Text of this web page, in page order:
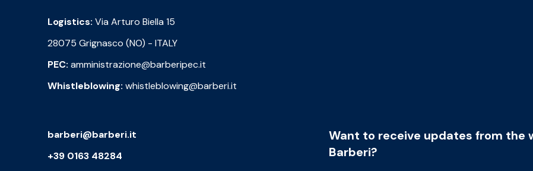
Logistics: Via Arturo Biella 15
28075 Grignasco (NO) - ITALY
PEC: amministrazione@barberipec.it
Whistleblowing: whistleblowing@barberi.it
barberi@barberi.it
+39 0163 48284
Want to receive updates from the
Barberi?